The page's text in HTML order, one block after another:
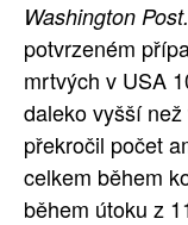
PLNÁ VERZE
Washington Post.
potvrzeném
mrtvých v USA
daleko vyšší
překročil počet
celkem během
během útoku z